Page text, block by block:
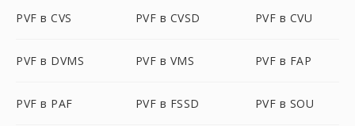
PVF в CVS PVF в CVSD PVF в CVU
PVF в DVMS PVF в VMS PVF в FAP
PVF в PAF PVF в FSSD PVF в SOU